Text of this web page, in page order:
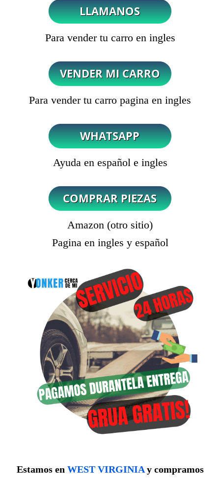
Para vender tu carro en ingles
Para vender tu carro pagina en ingles
Ayuda en español e ingles
Amazon (otro sitio)
Pagina en ingles y español
Estamos en WEST VIRGINIAy compramos